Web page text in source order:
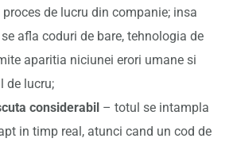
de lucru din companie; insa
afla coduri de bare, tehnologia de
aparitia niciunei erori umane si
de lucru;
considerabil – totul se intampla
in timp real, atunci cand un cod de